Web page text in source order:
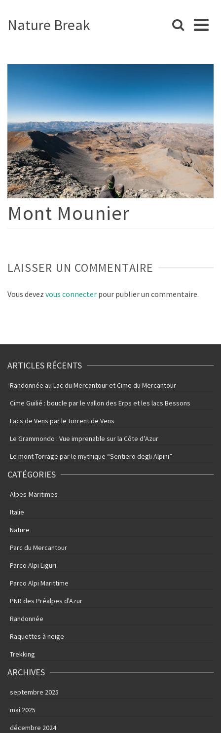
Nature Break
Mont Mounier
LAISSER UN COMMENTAIRE
Vous devez vous connecter pour publier un commentaire.
ARTICLES RÉCENTS
Randonnée au Lac du Mercantour et Cime du Mercantour
Cime Guilié : boucle par le vallon des Erps et les lacs Bessons
Lacs de Vens par le torrent de Vens
Le Grammondo : Vue imprenable sur la Côte d’Azur
Le mont Torrage par le mythique “Sentiero degli Alpini”
CATÉGORIES
Alpes-Maritimes
Italie
Nature
Parc du Mercantour
Parco Alpi Liguri
Parco Alpi Marittime
PNR des Préalpes d'Azur
Randonnée
Raquettes à neige
Trekking
ARCHIVES
septembre 2025
mai 2025
décembre 2024